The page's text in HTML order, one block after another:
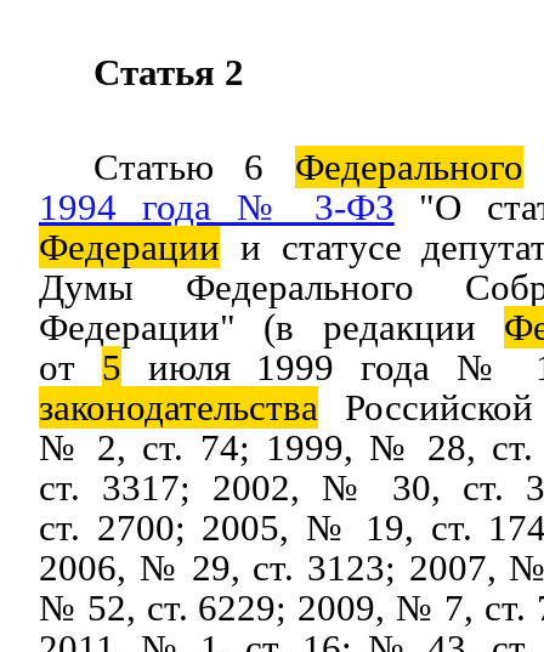
Статья 2
Статью 6 Федерального
1994 года № 3-ФЗ "О
Федерации и статусе
Думы Федерального
Федерации" (в редакции
от 5 июля 1999 года №
законодательства
№ 2, ст. 74; 1999, № 28,
ст. 3317; 2002, № 30, ст.
ст. 2700; 2005, № 19, ст.
2006, № 29, ст. 3123; 2007,
№ 52, ст. 6229; 2009, № 7, ст.